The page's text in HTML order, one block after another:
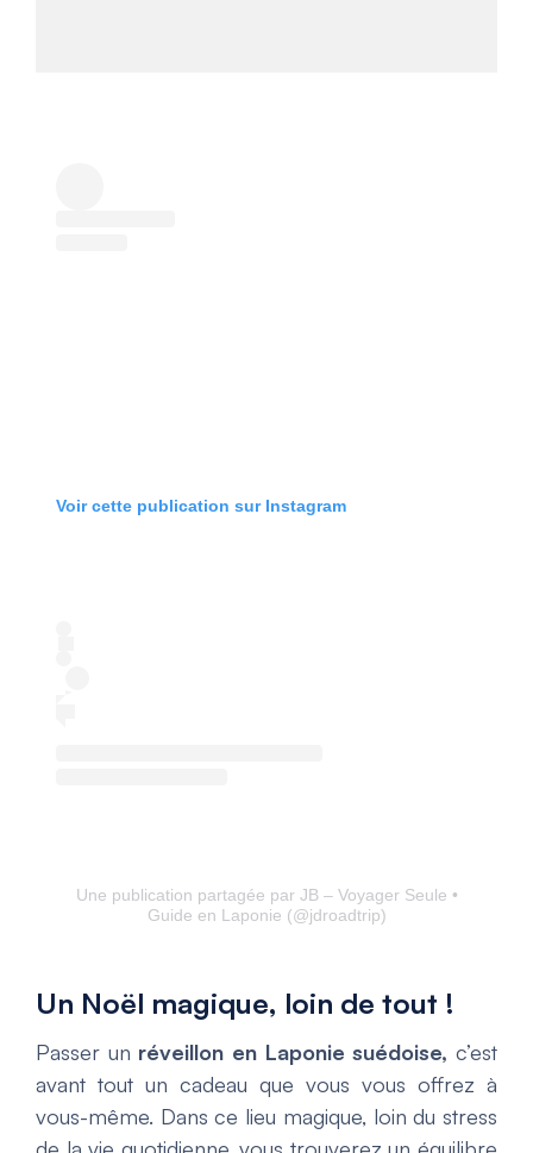
Voir cette publication sur Instagram
Une publication partagée par JB – Voyager Seule •
Guide en Laponie (@jdroadtrip)
Un Noël magique, loin de tout !
Passer un réveillon en Laponie suédoise, c’est
avant tout un cadeau que vous vous offrez à
vous-même. Dans ce lieu magique, loin du stress